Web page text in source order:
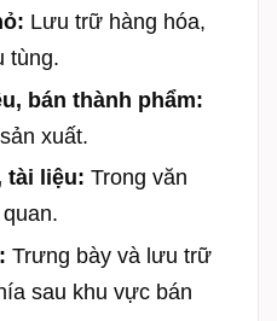
Lưu trữ hàng hóa,
tùng.
bán thành phẩm:
xuất.
tài liệu: Trong văn
Trưng bày và lưu trữ
sau khu vực bán